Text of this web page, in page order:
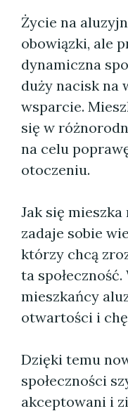
Życie na
obowiązki, ale
dynamiczna
duży nacisk na
wsparcie.
się w
na celu
otoczeniu.
Jak się
zadaje sobie
którzy chcą
ta
mieszkańcy
otwartości i
Dzięki temu
społeczności
akceptowani i